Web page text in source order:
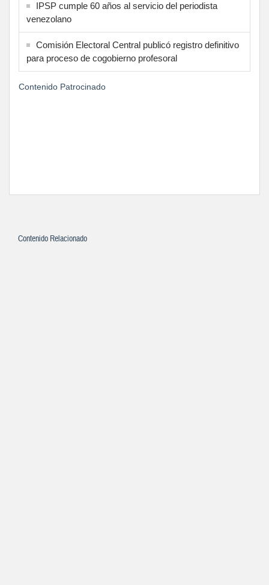
IPSP cumple 60 años al servicio del periodista
venezolano
Comisión Electoral Central publicó registro definitivo
para proceso de cogobierno profesoral
Contenido Patrocinado
Contenido Relacionado